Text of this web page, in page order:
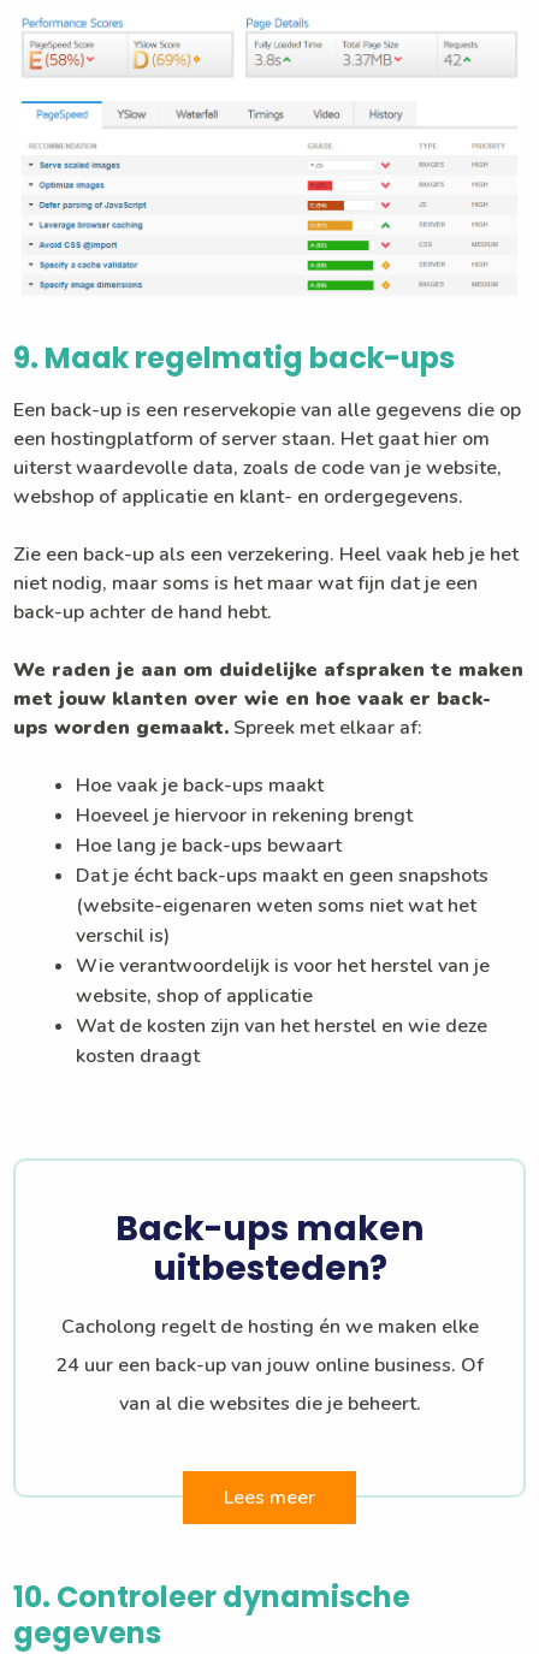
9. Maak regelmatig back-ups
Een back-up is een reservekopie van alle gegevens die op
een hostingplatform of server staan. Het gaat hier om
uiterst waardevolle data, zoals de code van je website,
webshop of applicatie en klant- en ordergegevens.
Zie een back-up als een verzekering. Heel vaak heb je het
niet nodig, maar soms is het maar wat fijn dat je een
back-up achter de hand hebt.
We raden je aan om duidelijke afspraken te maken
met jouw klanten over wie en hoe vaak er back-
ups worden gemaakt. Spreek met elkaar af:
Hoe vaak je back-ups maakt
Hoeveel je hiervoor in rekening brengt
Hoe lang je back-ups bewaart
Dat je écht back-ups maakt en geen snapshots
(website-eigenaren weten soms niet wat het
verschil is)
Wie verantwoordelijk is voor het herstel van je
website, shop of applicatie
Wat de kosten zijn van het herstel en wie deze
kosten draagt
Back-ups maken
uitbesteden?
Cacholong regelt de hosting én we maken elke
24 uur een back-up van jouw online business. Of
van al die websites die je beheert.
Lees meer
10. Controleer dynamische
gegevens